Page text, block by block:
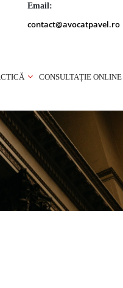
Email:
contact@avocatpavel.ro
CONSULTAȚIE ONLINE